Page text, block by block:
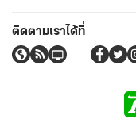
ติดตามเราได้ที่